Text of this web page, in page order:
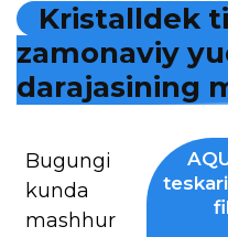
Kristalldek ti
zamonaviy yu
darajasining
Bugungi
kunda
mashhur